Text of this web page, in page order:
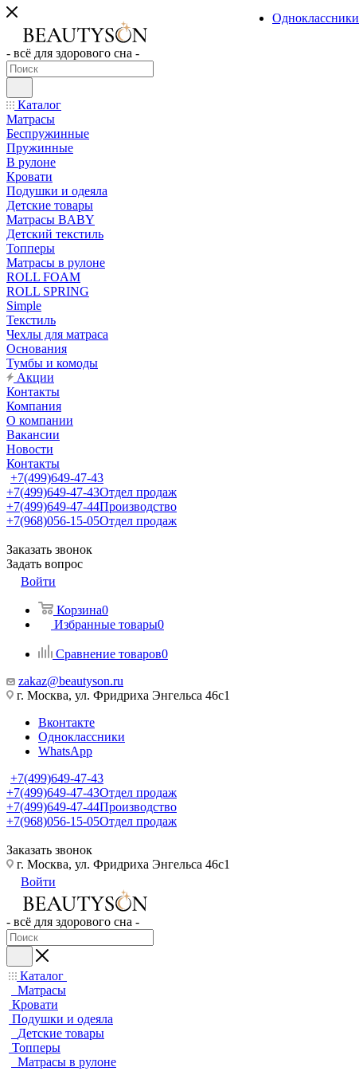
- всё для здорового сна -
Каталог
Матрасы
Беспружинные
Пружинные
В рулоне
Кровати
Подушки и одеяла
Детские товары
Матрасы BABY
Детский текстиль
Топперы
Матрасы в рулоне
ROLL FOAM
ROLL SPRING
Simple
Текстиль
Чехлы для матраса
Основания
Тумбы и комоды
Акции
Контакты
Компания
О компании
Вакансии
Новости
Контакты
+7(499)649-47-43
+7(499)649-47-43Отдел продаж
+7(499)649-47-44Производство
+7(968)056-15-05Отдел продаж
Заказать звонок
Задать вопрос
Войти
Корзина0
Избранные товары0
Сравнение товаров0
zakaz@beautyson.ru
г. Москва, ул. Фридриха Энгельса 46с1
Вконтакте
Одноклассники
WhatsApp
+7(499)649-47-43
+7(499)649-47-43Отдел продаж
+7(499)649-47-44Производство
+7(968)056-15-05Отдел продаж
Заказать звонок
Одноклассники
г. Москва, ул. Фридриха Энгельса 46с1
Войти
- всё для здорового сна -
Каталог
Матрасы
Кровати
Подушки и одеяла
Детские товары
Топперы
Матрасы в рулоне